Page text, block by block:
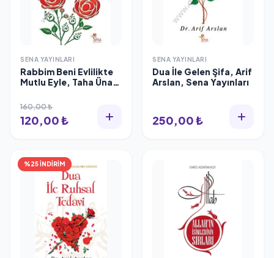
SENA YAYINLARI
Rabbim Beni Evlilikte
Mutlu Eyle, Taha Ünal,
160,00 ₺
120,00 ₺
SENA YAYINLARI
Dua İle Gelen Şifa, Arif
Arslan, Sena Yayınları
250,00 ₺
%25 İNDİRİM